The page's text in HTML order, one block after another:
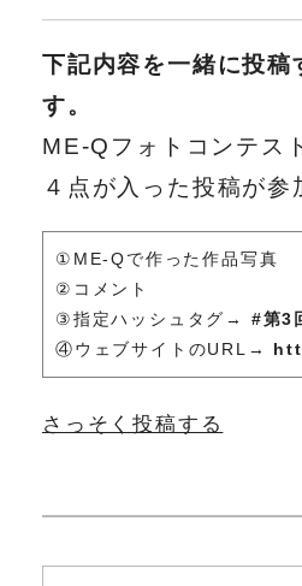
下記内容を一緒に投稿
す。
ME-Qフォトコンテス
４点が入った投稿が参
①ME-Qで作った作品写真
②コメント
③指定ハッシュタグ→ #第3
④ウェブサイトのURL→
さっそく投稿する